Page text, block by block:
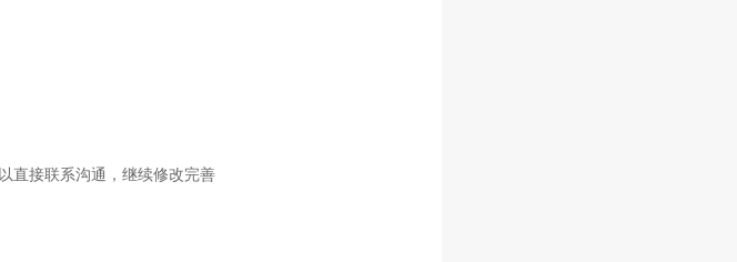
直接联系沟通，继续修改完善